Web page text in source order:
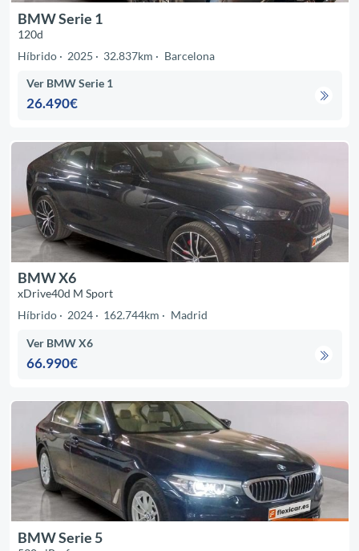
BMW Serie 1
120d
Híbrido
2025 32.837km Barcelona
Ver BMW Serie 1
26.490€
BMW X6
xDrive40d M Sport
Híbrido
2024 162.744km Madrid
Ver BMW X6
66.990€
BMW Serie 5